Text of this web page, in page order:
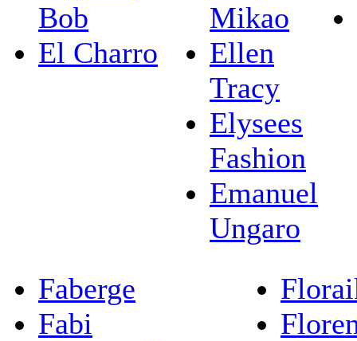
Bob
El Charro
Mikao
Ellen
Tracy
Elysees
Fashion
Emanuel
Ungaro
Faberge
Fabi